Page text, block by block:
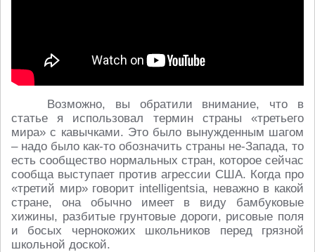
Возможно, вы обратили внимание, что в
статье я использовал термин страны «третьего
мира» с кавычками. Это было вынужденным шагом
– надо было как-то обозначить страны не-Запада, то
есть сообщество нормальных стран, которое сейчас
сообща выступает против агрессии США. Когда про
«третий мир» говорит intelligentsia, неважно в какой
стране, она обычно имеет в виду бамбуковые
хижины, разбитые грунтовые дороги, рисовые поля
и босых чернокожих школьников перед грязной
школьной доской.